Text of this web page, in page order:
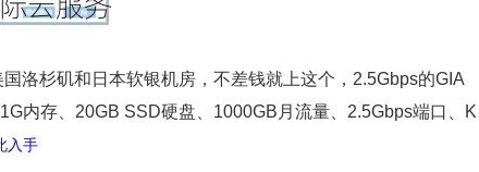
洛杉矶和日本软银机房，不差钱就上这个，2.5Gbps的GIA
内存、20GB SSD硬盘、1000GB月流量、2.5Gbps端口、K
入手